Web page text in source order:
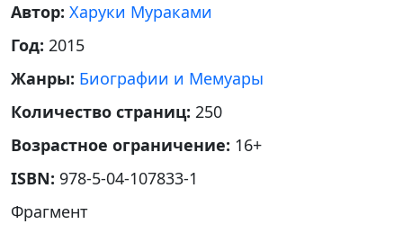
Автор: Харуки Мураками
Год: 2015
Жанры: Биографии и Мемуары
Количество страниц: 250
Возрастное ограничение: 16+
ISBN: 978-5-04-107833-1
Фрагмент